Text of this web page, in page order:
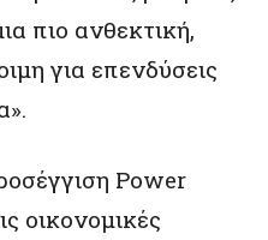
πιο ανθεκτική,
για επενδύσεις
Power
οικονομικές